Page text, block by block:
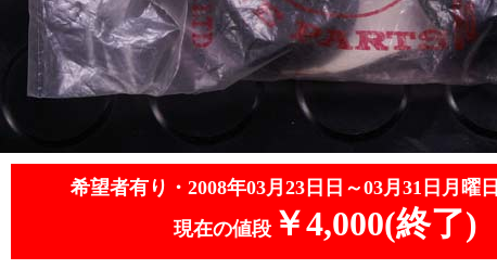
希望者有り・2008年03月23日日～03月31日月曜日
現在の値段 ￥4,000(終了)